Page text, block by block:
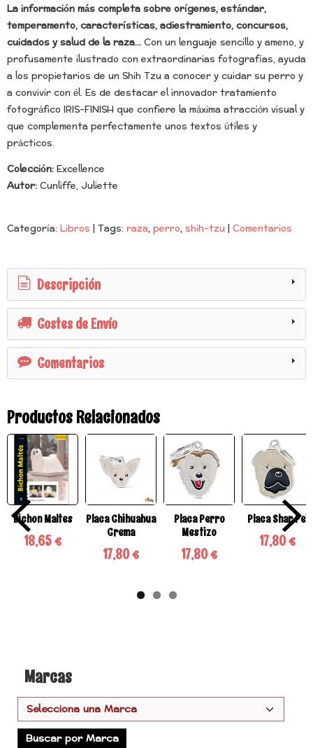
Marcas
La información más completa sobre orígenes, estándar,
temperamento, características, adiestramiento, concursos,
cuidados y salud de la raza...Con un lenguaje sencillo y ameno, y
profusamente ilustrado con extraordinarias fotografías, ayuda
a los propietarios de un Shih Tzu a conocer y cuidar su perro y
a convivir con él. Es de destacar el innovador tratamiento
fotográfico IRIS-FINISH que confiere la máxima atracción visual y
que complementa perfectamente unos textos útiles y
prácticos.
Colección:Excellence
Autor:Cunliffe, Juliette
Categoría: Libros | Tags: raza perro shih-tzu | Comentarios
Descripción
Costes de Envío
Comentarios
Productos Relacionados
Bichon Maltes
18,65 €
Placa Chihuahua
Crema
17,80 €
Placa Perro
Mestizo
17,80 €
Placa Shar Pei
17,80 €